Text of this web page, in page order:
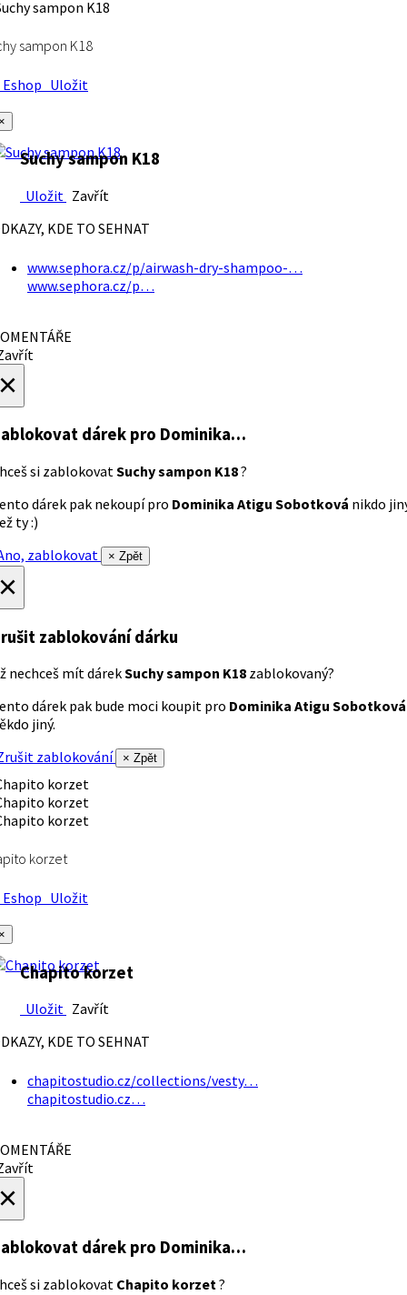
sampon K18
Uložit
Suchy sampon K18
Uložit Zavřít
KDE TO SEHNAT
www.sephora.cz/p/airwash-dry-shampoo-…
www.sephora.cz/p…
dárek pro Dominika…
si zablokovatSuchy sampon K18?
dárek pak nekoupí pro Dominika Atigu Sobotková nikdo
ty :)
zablokovat
× Zpět
zablokování dárku
nechceš mít dárekSuchy sampon K18 zablokovaný?
dárek pak bude moci koupit pro Dominika Atigu Sobotková
jiný.
zablokování
× Zpět
korzet
Uložit
Chapito korzet
Uložit Zavřít
KDE TO SEHNAT
chapitostudio.cz/collections/vesty…
chapitostudio.cz…
dárek pro Dominika…
si zablokovat Chapito korzet?